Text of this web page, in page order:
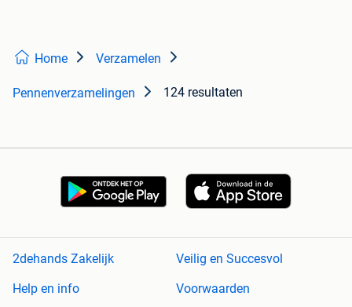
Home Verzamelen
Pennenverzamelingen 124 resultaten
2dehands Zakelijk
Veilig en Succesvol
Help en info
Voorwaarden